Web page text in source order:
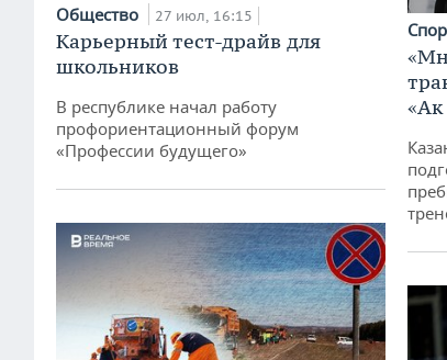
Общество 27 июл, 16:15
Карьерный тест-драйв для
школьников
В республике начал работу
профориентационный форум
«Профессии будущего»